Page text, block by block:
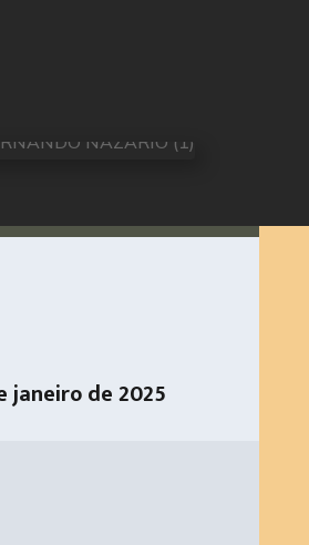
janeiro de 2025